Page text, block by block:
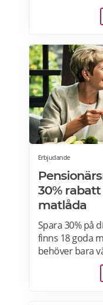
medlemmar
vid köp i
din Coop-butik
endast
kombineras
om
Erbjudande
30%
matlåda
Spara 30% på
finns 18 goda
behöver bara
från Factor
full kontroll.